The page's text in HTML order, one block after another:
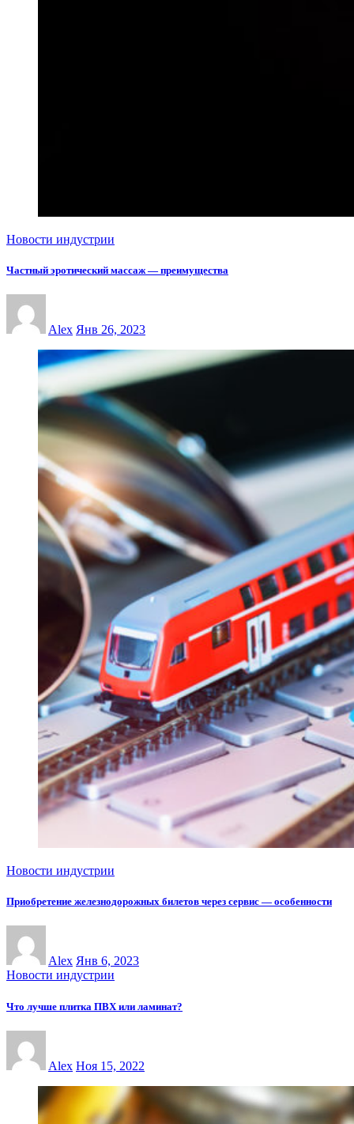
Новости индустрии
Частный эротический массаж — преимущества
Alex Янв 26, 2023
Новости индустрии
Приобретение железнодорожных билетов через сервис — особенности
Alex Янв 6, 2023
Новости индустрии
Что лучше плитка ПВХ или ламинат?
Alex Ноя 15, 2022